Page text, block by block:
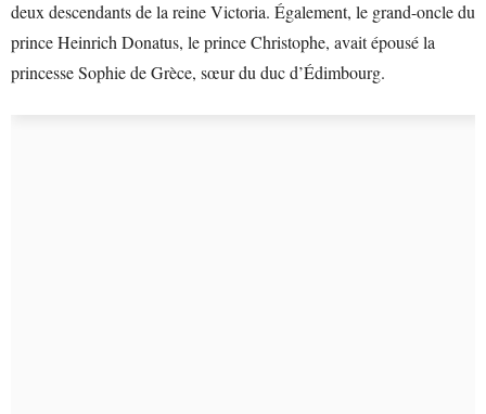
deux descendants de la reine Victoria. Également, le grand-oncle du
prince Heinrich Donatus, le prince Christophe, avait épousé la
princesse Sophie de Grèce, sœur du duc d’Édimbourg.